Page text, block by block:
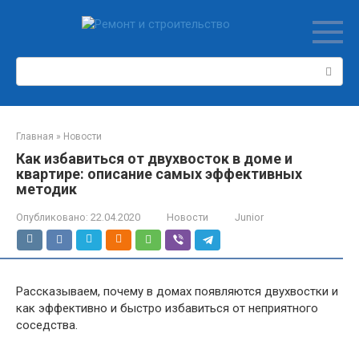
Поиск:
Главная » Новости
Как избавиться от двухвосток в доме и
квартире: описание самых эффективных
методик
Опубликовано: 22.04.2020 Новости Junior
Рассказываем, почему в домах появляются двухвостки и
как эффективно и быстро избавиться от неприятного
соседства.